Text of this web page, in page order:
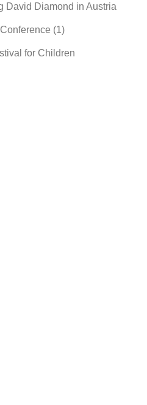
David Diamond in Austria
(1)
for Children